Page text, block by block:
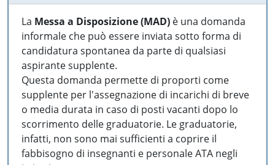
La Messa a Disposizione (MAD) è una domanda
informale che può essere inviata sotto forma di
candidatura spontanea da parte di qualsiasi
aspirante supplente.
Questa domanda permette di proporti come
supplente per l'assegnazione di incarichi di breve
o media durata in caso di posti vacanti dopo lo
scorrimento delle graduatorie. Le graduatorie,
infatti, non sono mai sufficienti a coprire il
fabbisogno di insegnanti e personale ATA negli